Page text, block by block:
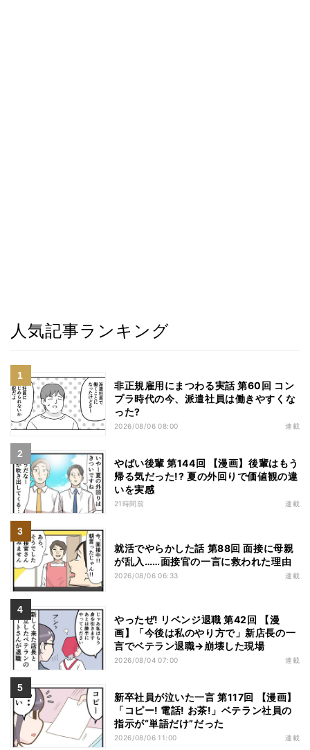
人気記事ランキング
非正規雇用にまつわる実話 第60回 コン
プラ時代の今、派遣社員は働きやすくな
った?
2026/08/06 08:00 連載
やばい後輩 第144回 【漫画】後輩はもう
帰る気だった!? 夏の外回りで価値観の違
いを実感
21時間前 連載
就活でやらかした話 第88回 面接に母親
が乱入……面接官の一言に救われた理由
2026/08/06 06:33 連載
やったぜ! リベンジ退職 第42回 【漫
画】「今後は私のやり方で」新店長の一
言でベテラン退職→崩壊した現場
2026/08/04 07:00 連載
新卒社員が泣いた一言 第117回 【漫画】
「コピー! 電話! お茶!」ベテラン社員の
指示が“単語だけ”だった
2026/08/06 11:00 連載